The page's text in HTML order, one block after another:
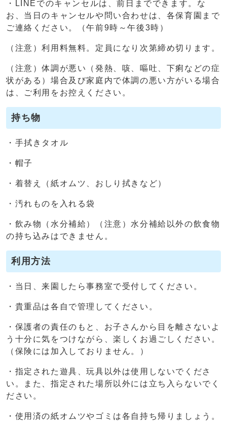
・LINEでのキャンセルは、前日までできます。な
お、当日のキャンセルや問い合わせは、各保育園まで
ご連絡ください。（午前9時～午後3時）
（注意）利用料無料。定員になり次第締め切ります。
（注意）体調が悪い（発熱、咳、嘔吐、下痢などの症
状がある）場合及び家庭内で体調の悪い方がいる場合
は、ご利用をお控えください。
持ち物
・手拭きタオル
・帽子
・着替え（紙オムツ、おしり拭きなど）
・汚れものを入れる袋
・飲み物（水分補給）（注意）水分補給以外の飲食物
の持ち込みはできません。
利用方法
・当日、来園したら事務室で受付してください。
・貴重品は各自で管理してください。
・保護者の責任のもと、お子さんから目を離さないよ
う十分に気をつけながら、楽しくお過ごしください。
（保険には加入しておりません。）
・指定された遊具、玩具以外は使用しないでくださ
い。また、指定された場所以外には立ち入らないでく
ださい。
・使用済の紙オムツやゴミは各自持ち帰りましょう。